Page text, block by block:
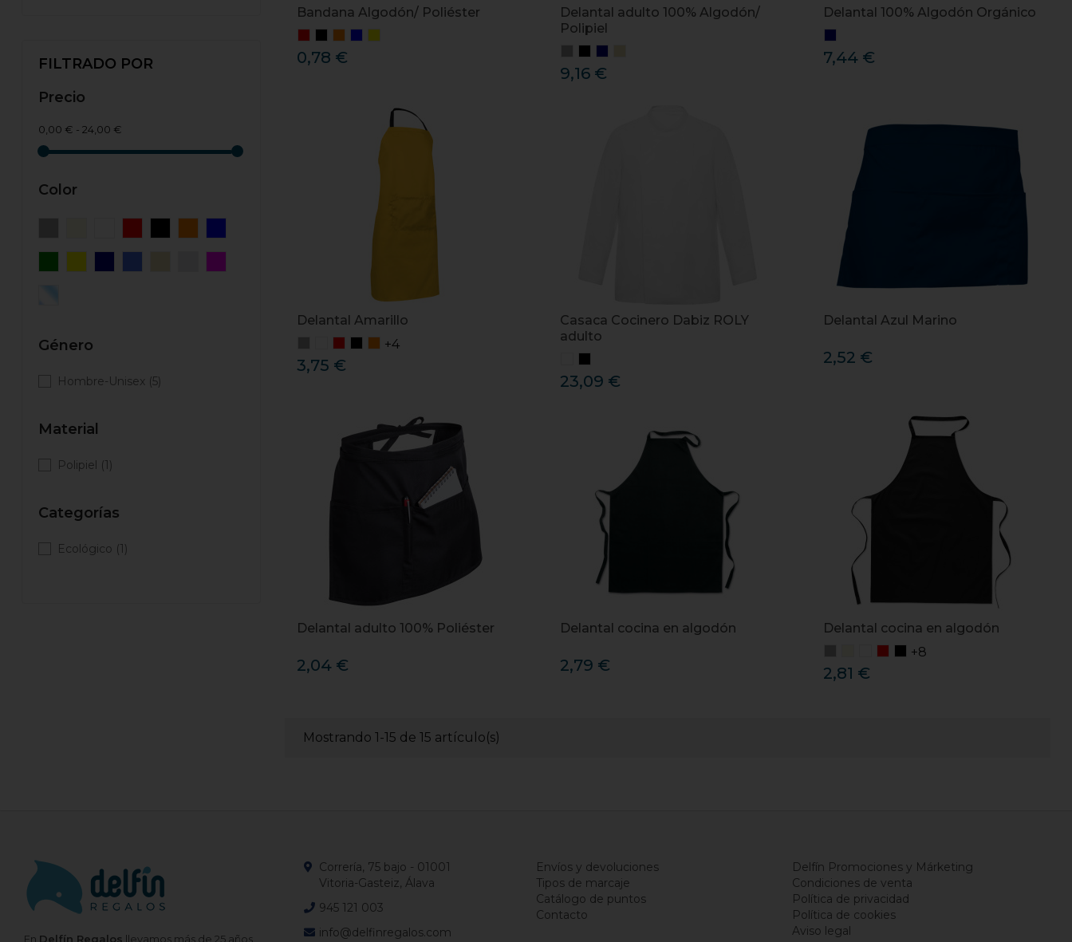
FILTRADO POR
Precio
0,00 € - 24,00 €
Color
Género
Hombre-Unisex (5)
Material
Polipiel (1)
Categorías
Ecológico (1)
Bandana Algodón/ Poliéster
0,78 €
Delantal adulto 100% Algodón/
Polipiel
9,16 €
Delantal 100% Algodón Orgánico
7,44 €
Delantal Amarillo
+4
3,75 €
Casaca Cocinero Dabiz ROLY
adulto
23,09 €
Delantal Azul Marino
2,52 €
Delantal adulto 100% Poliéster
2,04 €
Delantal cocina en algodón
2,79 €
Delantal cocina en algodón
+8
2,81 €
Mostrando 1-15 de 15 artículo(s)
En Delfín Regalos llevamos más de 25 años
Correría, 75 bajo - 01001
Vitoria-Gasteiz, Álava
945 121 003
info@delfinregalos.com
Envíos y devoluciones
Tipos de marcaje
Catálogo de puntos
Contacto
Delfín Promociones y Márketing
Condiciones de venta
Política de privacidad
Política de cookies
Aviso legal